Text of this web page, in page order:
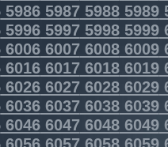
5986598759885989
5996599759985999
6006600760086009
6016601760186019
6026602760286029
6036603760386039
6046604760486049